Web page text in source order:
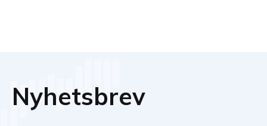
Nyhetsbrev